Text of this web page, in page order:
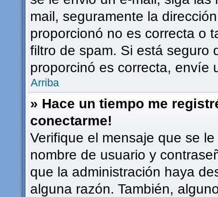
mail, seguramente la
proporcionó no es correcta o
filtro de spam. Si está seguro
proporcinó es correcta, envíe
Arriba
» Hace un tiempo me
conectarme!
Verifique el mensaje que se
nombre de usuario y
que la administración haya
alguna razón. También,